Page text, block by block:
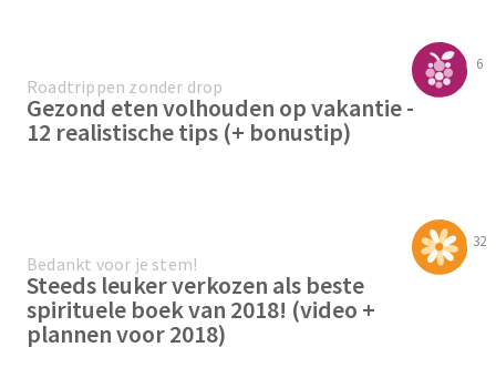
6
Roadtrippen zonder drop
Gezond eten volhouden op vakantie -
12 realistische tips (+ bonustip)
32
Bedankt voor je stem!
Steeds leuker verkozen als beste
spirituele boek van 2018! (video +
plannen voor 2018)